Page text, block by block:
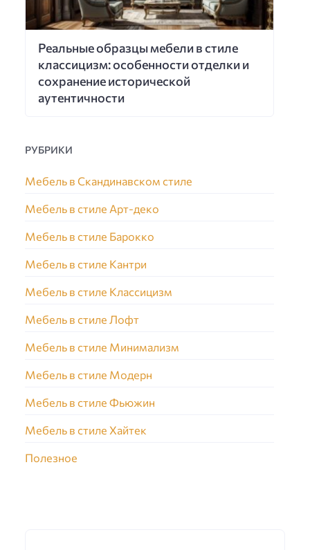
Реальные образцы мебели в стиле
классицизм: особенности отделки и
сохранение исторической
аутентичности
РУБРИКИ
Мебель в Скандинавском стиле
Мебель в стиле Арт-деко
Мебель в стиле Барокко
Мебель в стиле Кантри
Мебель в стиле Классицизм
Мебель в стиле Лофт
Мебель в стиле Минимализм
Мебель в стиле Модерн
Мебель в стиле Фьюжин
Мебель в стиле Хайтек
Полезное